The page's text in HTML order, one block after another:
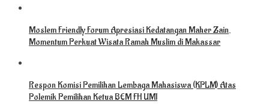
Moslem Friendly Forum Apresiasi Kedatangan Maher Zain,
Momentum Perkuat Wisata Ramah Muslim di Makassar
Respon Komisi Pemilihan Lembaga Mahasiswa (KPLM) Atas
Polemik Pemilihan Ketua BEM FH UMI